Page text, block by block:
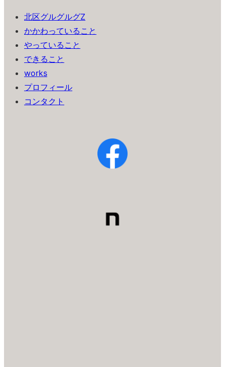
北区グルグルグZ
かかわっていること
やっていること
できること
works
プロフィール
コンタクト